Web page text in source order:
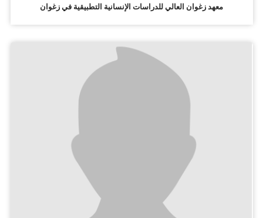
معهد زغوان العالي للدراسات الإنسانية التطبيقية في زغوان